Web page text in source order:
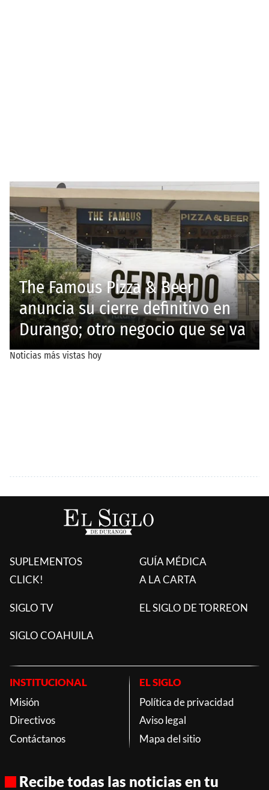
SUPLEMENTOS
CLICK!
GUÍA MÉDICA
A LA CARTA
SIGLO TV EL SIGLO DE TORREON
SIGLO COAHUILA
INSTITUCIONAL
Misión
Directivos
Contáctanos
EL SIGLO
Política de privacidad
Aviso legal
Mapa del sitio
Recibe todas las noticias en tu